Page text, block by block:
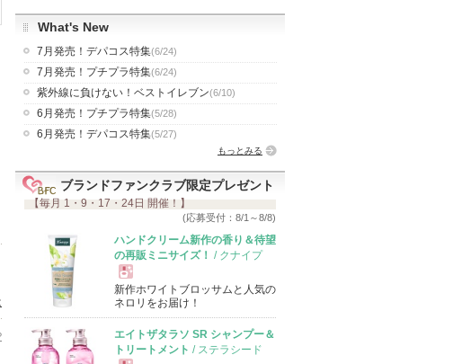
What's New
7月発売！デパコス特集(6/24)
7月発売！プチプラ特集(6/24)
紫外線に負けない！ベストイレブン(6/10)
6月発売！プチプラ特集(5/28)
6月発売！デパコス特集(5/27)
もっとみる
ブランドファンクラブ限定プレゼント
【毎月 1・9・17・24日 開催！】
(応募受付：8/1～8/8)
ハンドクリーム新作の香り＆待望
の再販ミニサイズ！
/ クナイプ
現
品
新作ホワイトブロッサムと人気の
ネロリをお届け！
エイトザタラソ SR シャンプー＆
トリートメント / ステラシード